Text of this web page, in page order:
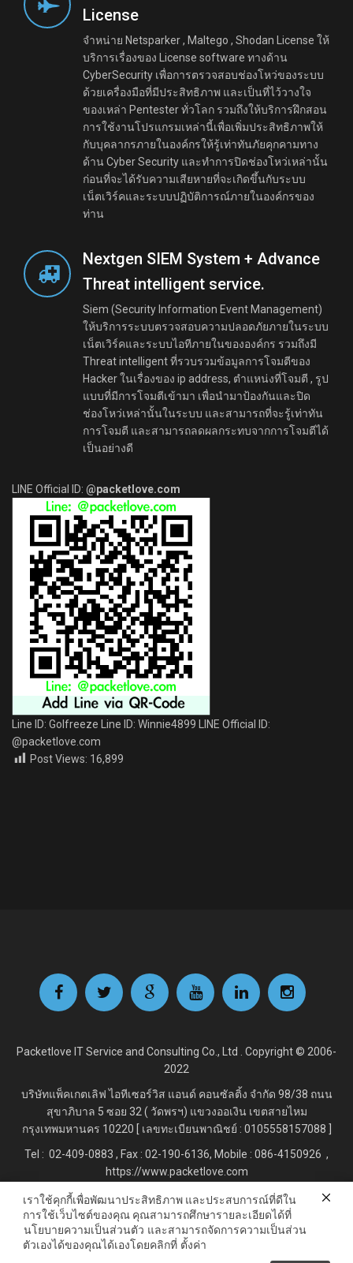
License
จำหน่าย Netsparker , Maltego , Shodan License ให้
บริการเรื่องของ License software ทางด้าน
CyberSecurity เพื่อการตรวจสอบช่องโหว่ของระบบ
ด้วยเครื่องมือที่มีประสิทธิภาพ และเป็นที่ไว้วางใจ
ของเหล่า Pentester ทั่วโลก รวมถึงให้บริการฝึกสอน
การใช้งานโปรแกรมเหล่านี้เพื่อเพิ่มประสิทธิภาพให้
กับบุคลากรภายในองค์กรให้รู้เท่าทันภัยคุกคามทาง
ด้าน Cyber Security และทำการปิดช่องโหว่เหล่านั้น
ก่อนที่จะได้รับความเสียหายที่จะเกิดขึ้นกับระบบ
เน็ตเวิร์คและระบบปฏิบัติการณ์ภายในองค์กรของ
ท่าน
Nextgen SIEM System + Advance
Threat intelligent service.
Siem (Security Information Event Management)
ให้บริการระบบตรวจสอบความปลอดภัยภายในระบบ
เน็ตเวิร์คและระบบไอทีภายในขององค์กร รวมถึงมี
Threat intelligent ที่รวบรวมข้อมูลการโจมตีของ
Hacker ในเรื่องของ ip address, ตำแหน่งที่โจมตี , รูป
แบบที่มีการโจมตีเข้ามา เพื่อนำมาป้องกันและปิด
ช่องโหว่เหล่านั้นในระบบ และสามารถที่จะรู้เท่าทัน
การโจมตี และสามารถลดผลกระทบจากการโจมตีได้
เป็นอย่างดี
LINE Official ID: @packetlove.com
Line ID: Golfreeze Line ID: Winnie4899 LINE Official ID:
@packetlove.com
Post Views: 16,899
Packetlove IT Service and Consulting Co., Ltd . Copyright © 2006-
2022
บริษัทแพ็คเกตเลิฟ ไอทีเซอร์วิส แอนด์ คอนซัลติ้ง จำกัด 98/38 ถนน
สุขาภิบาล 5 ซอย 32 ( วัดพรฯ) แขวงออเงิน เขตสายไหม
กรุงเทพมหานคร 10220 [ เลขทะเบียนพาณิชย์ : 0105558157088 ]
Tel : 02-409-0883 , Fax : 02-190-6136, Mobile : 086-4150926 ,
https://www.packetlove.com
Line Official : @Packetlove.com
เราใช้คุกกี้เพื่อพัฒนาประสิทธิภาพ และประสบการณ์ที่ดีใน
การใช้เว็บไซต์ของคุณ คุณสามารถศึกษารายละเอียดได้ที่
นโยบายความเป็นส่วนตัว และสามารถจัดการความเป็นส่วน
ตัวเองได้ของคุณได้เองโดยคลิกที่ ตั้งค่า